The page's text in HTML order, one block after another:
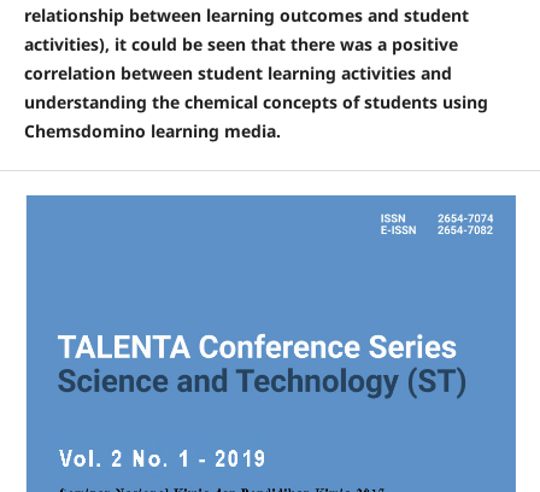
relationship between learning outcomes and student
activities), it could be seen that there was a positive
correlation between student learning activities and
understanding the chemical concepts of students using
Chemsdomino learning media.